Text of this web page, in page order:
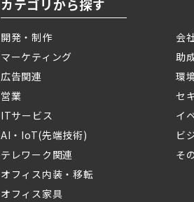
カテゴリから探す
開発・制作
マーケティング
広告関連
営業
ITサービス
AI・IoT(先端技術)
テレワーク関連
オフィス内装・移転
オフィス家具
会
助
環
セ
イ
ビ
そ